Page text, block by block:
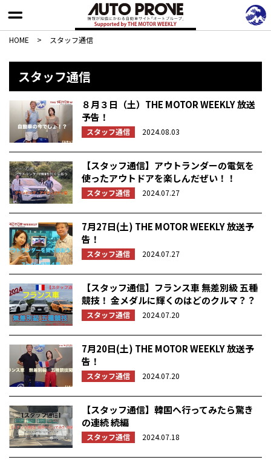
HOME > スタッフ通信
スタッフ通信
８月３日（土）THE MOTOR WEEKLY 放送
予告！
スタッフ通信 2024.08.03
【スタッフ通信】アウトランダーの電気を
使ったアウトドアを楽しんだぜい！！
スタッフ通信 2024.07.27
7月27日(土) THE MOTOR WEEKLY 放送予
告！
スタッフ通信 2024.07.27
【スタッフ通信】フランス車 無差別級 五種
競技！ 金メダルに輝くのはどのクルマ？？
スタッフ通信 2024.07.20
7月20日(土) THE MOTOR WEEKLY 放送予
告！
スタッフ通信 2024.07.20
【スタッフ通信】韓国へ行ってみたら驚き
の連続 続編
スタッフ通信 2024.07.18